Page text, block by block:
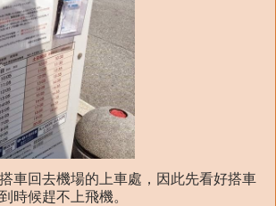
車回去機場的上車處，因此先看好搭車
時候趕不上飛機。